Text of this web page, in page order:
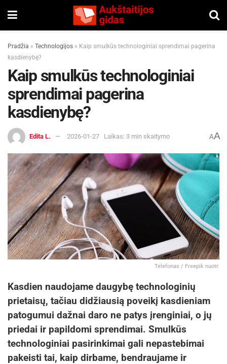
Pradžia » Technologijos » Kaip smulkūs technologiniai sprendimai pagerina
kasdienybę?
Kaip smulkūs technologiniai
sprendimai pagerina
kasdienybę?
Edita L. 2026-01-27 Laikas: 3 min skaitymo AA
Telefonas / Freepik nuotr.
Kasdien naudojame daugybę technologinių
prietaisų, tačiau didžiausią poveikį kasdieniam
patogumui dažnai daro ne patys įrenginiai, o jų
priedai ir papildomi sprendimai. Smulkūs
technologiniai pasirinkimai gali nepastebimai
pakeisti tai, kaip dirbame, bendraujame ir